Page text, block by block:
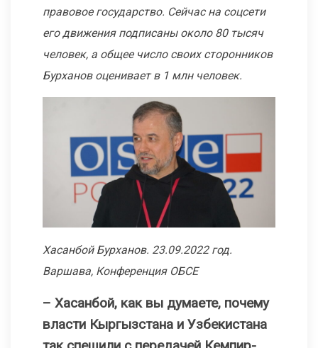
правовое государство. Сейчас на соцсети
его движения подписаны около 80 тысяч
человек, а общее число своих сторонников
Бурханов оценивает в 1 млн человек.
Хасанбой Бурханов. 23.09.2022 год.
Варшава, Конференция ОБСЕ
– Хасанбой, как вы думаете, почему
власти Кыргызстана и Узбекистана